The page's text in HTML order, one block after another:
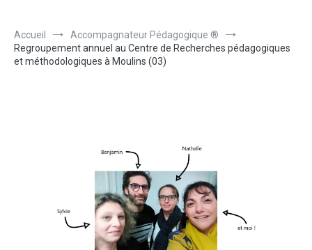
Accueil
Accompagnateur Pédagogique ®
Regroupement annuel au Centre de Recherches pédagogiques
et méthodologiques à Moulins (03)